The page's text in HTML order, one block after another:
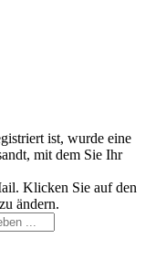
ist, wurde eine
mit dem Sie Ihr
Klicken Sie auf den
ändern.